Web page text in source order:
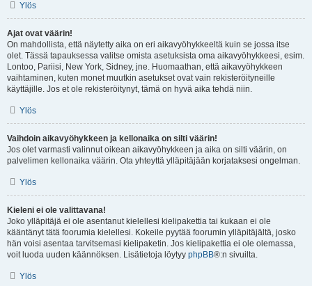
Ylös
Ajat ovat väärin!
On mahdollista, että näytetty aika on eri aikavyöhykkeeltä kuin se jossa itse
olet. Tässä tapauksessa valitse omista asetuksista oma aikavyöhykkeesi, esim.
Lontoo, Pariisi, New York, Sidney, jne. Huomaathan, että aikavyöhykkeen
vaihtaminen, kuten monet muutkin asetukset ovat vain rekisteröityneille
käyttäjille. Jos et ole rekisteröitynyt, tämä on hyvä aika tehdä niin.
Ylös
Vaihdoin aikavyöhykkeen ja kellonaika on silti väärin!
Jos olet varmasti valinnut oikean aikavyöhykkeen ja aika on silti väärin, on
palvelimen kellonaika väärin. Ota yhteyttä ylläpitäjään korjataksesi ongelman.
Ylös
Kieleni ei ole valittavana!
Joko ylläpitäjä ei ole asentanut kielellesi kielipakettia tai kukaan ei ole
kääntänyt tätä foorumia kielellesi. Kokeile pyytää foorumin ylläpitäjältä, josko
hän voisi asentaa tarvitsemasi kielipaketin. Jos kielipakettia ei ole olemassa,
voit luoda uuden käännöksen. Lisätietoja löytyy phpBB®:n sivuilta.
Ylös